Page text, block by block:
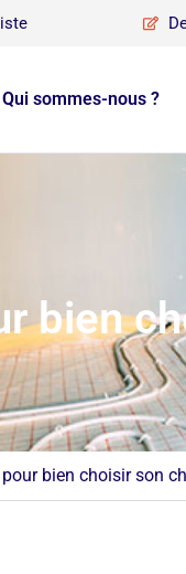
Qui sommes-nous ?
bien
bien choisir son